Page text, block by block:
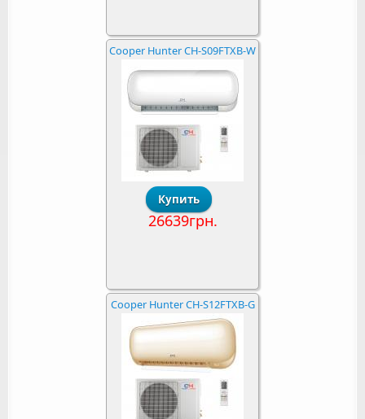
Cooper Hunter CH-S09FTXB-W
26639грн.
Cooper Hunter CH-S12FTXB-G